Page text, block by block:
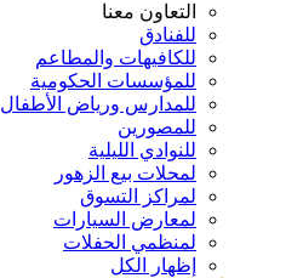
التعاون معنا
للفنادق
للكافيهات والمطاعم
للمؤسسات الحكومية
للمدارس ورياض الأطفال
للمصورين
للنوادي الليلية
لمحلات بيع الزهور
لمراكز التسوق
لمعارض السيارات
لمنظمي الحفلات
إظهار الكل